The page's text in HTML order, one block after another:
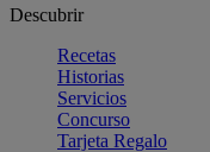
Descubrir
Recetas
Historias
Servicios
Concurso
Tarjeta Regalo